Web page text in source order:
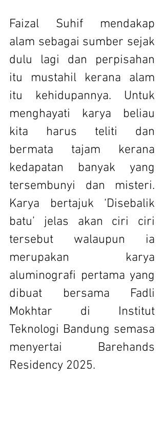
Faizal Suhif mendakap
alam sebagai sumber sejak
dulu lagi dan perpisahan
itu mustahil kerana alam
itu kehidupannya. Untuk
menghayati karya beliau
kita harus teliti dan
bermata tajam kerana
kedapatan banyak yang
tersembunyi dan misteri.
Karya bertajuk ‘Disebalik
batu’ jelas akan ciri ciri
tersebut walaupun ia
merupakan karya
aluminografi pertama yang
dibuat bersama Fadli
Mokhtar di Institut
Teknologi Bandung semasa
menyertai Barehands
Residency 2025.